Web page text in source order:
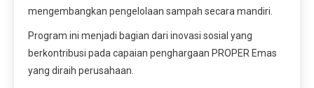
mengembangkan pengelolaan sampah secara mandiri.
Program ini menjadi bagian dari inovasi sosial yang
berkontribusi pada capaian penghargaan PROPER Emas
yang diraih perusahaan.